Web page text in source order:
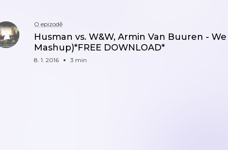
O epizodě
Husman vs. W&W, Armin Van Buuren -
Mashup)*FREE DOWNLOAD*
8. 1. 2016 3 min